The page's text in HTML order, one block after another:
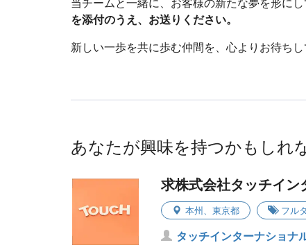
当チームと一緒に、お客様の新たな夢を形に
を添付のうえ、お送りください。
新しい一歩を共に歩む仲間を、心よりお待ちし
あなたが興味を持つかもしれ
求株式会社タッチイン
本州、 東京都 フル
タッチインターナショナ